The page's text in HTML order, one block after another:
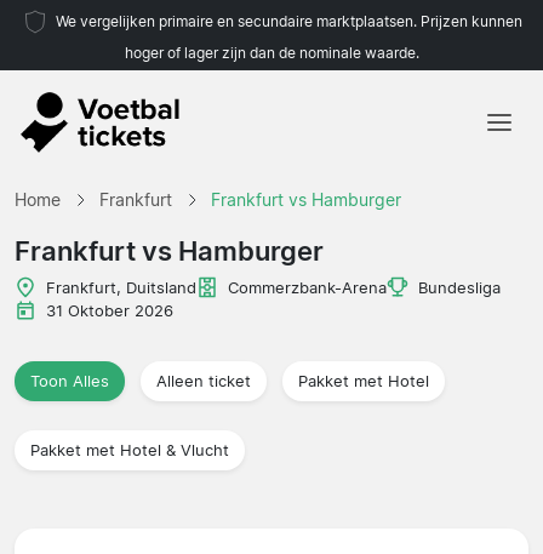
We vergelijken primaire en secundaire marktplaatsen. Prijzen kunnen
hoger of lager zijn dan de nominale waarde.
Competities
Home Frankfurt Frankfurt vs Hamburger
Frankfurt vs Hamburger
Frankfurt, Duitsland Commerzbank-Arena
Bundesliga
31 Oktober 2026
Toon Alles Alleen ticket Pakket met Hotel
Pakket met Hotel & Vlucht